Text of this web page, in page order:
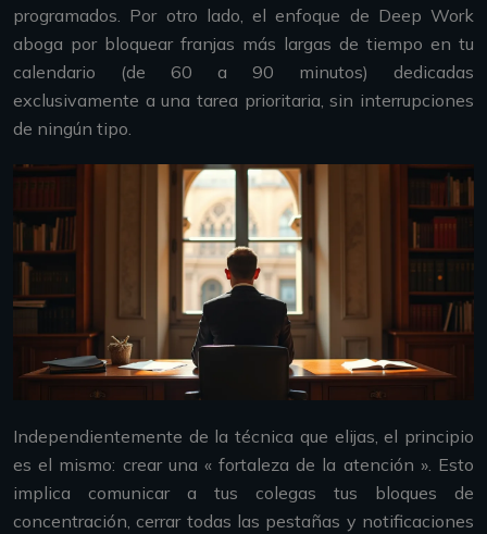
programados. Por otro lado, el enfoque de Deep Work
aboga por bloquear franjas más largas de tiempo en tu
calendario (de 60 a 90 minutos) dedicadas
exclusivamente a una tarea prioritaria, sin interrupciones
de ningún tipo.
Independientemente de la técnica que elijas, el principio
es el mismo: crear una « fortaleza de la atención ». Esto
implica comunicar a tus colegas tus bloques de
concentración, cerrar todas las pestañas y notificaciones